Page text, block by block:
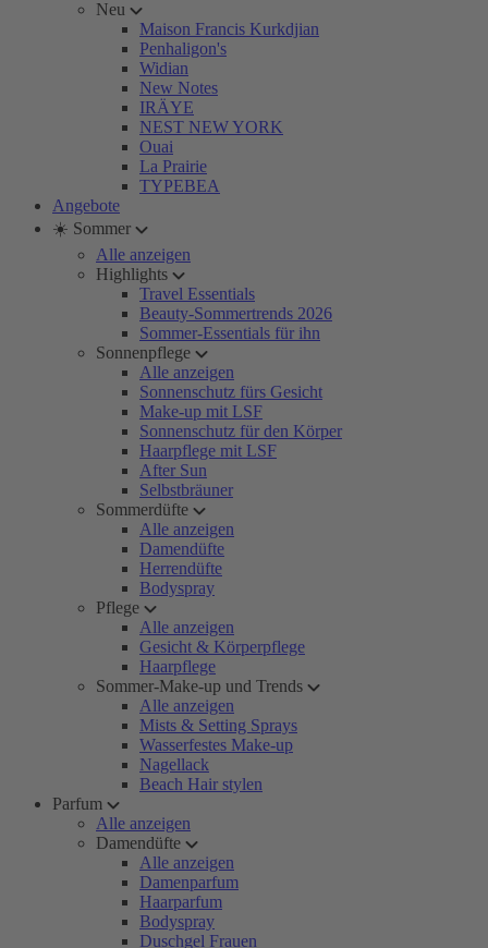
Neu
Maison Francis Kurkdjian
Penhaligon's
Widian
New Notes
IRÄYE
NEST NEW YORK
Ouai
La Prairie
TYPEBEA
Angebote
☀️ Sommer
Alle anzeigen
Highlights
Travel Essentials
Beauty-Sommertrends 2026
Sommer-Essentials für ihn
Sonnenpflege
Alle anzeigen
Sonnenschutz fürs Gesicht
Make-up mit LSF
Sonnenschutz für den Körper
Haarpflege mit LSF
After Sun
Selbstbräuner
Sommerdüfte
Alle anzeigen
Damendüfte
Herrendüfte
Bodyspray
Pflege
Alle anzeigen
Gesicht & Körperpflege
Haarpflege
Sommer-Make-up und Trends
Alle anzeigen
Mists & Setting Sprays
Wasserfestes Make-up
Nagellack
Beach Hair stylen
Parfum
Alle anzeigen
Damendüfte
Alle anzeigen
Damenparfum
Haarparfum
Bodyspray
Duschgel Frauen